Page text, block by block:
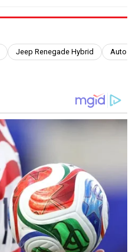
Jeep Renegade Hybrid Autos